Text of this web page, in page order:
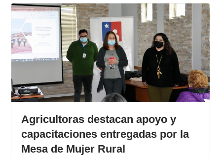
AUDIOS
VIDEOS
GALERIA DE FOTOS
APP MÓVIL
Agricultoras destacan apoyo y
capacitaciones entregadas por la
Mesa de Mujer Rural